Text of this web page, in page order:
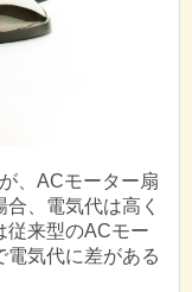
、ACモーター扇
、電気代は高く
従来型のACモー
電気代に差がある